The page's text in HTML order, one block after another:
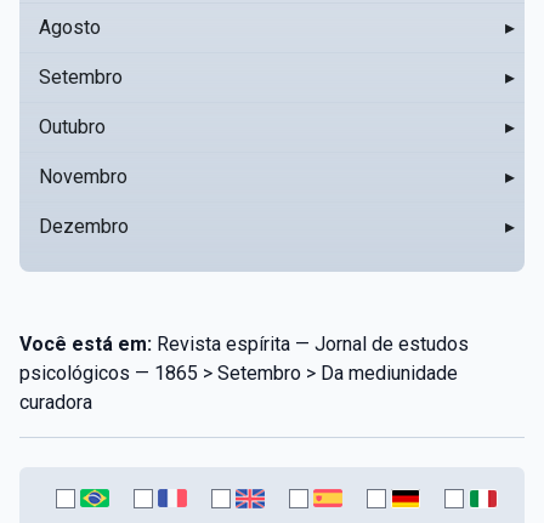
Agosto ▸
Setembro ▸
Outubro ▸
Novembro ▸
Dezembro ▸
Você está em: Revista espírita — Jornal de estudos
psicológicos — 1865 > Setembro > Da mediunidade
curadora